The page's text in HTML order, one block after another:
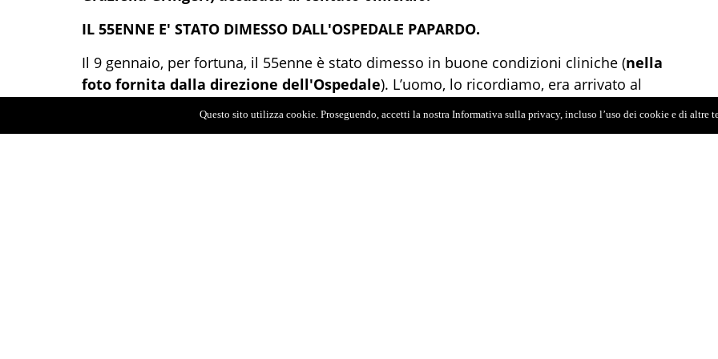
IL 55ENNE E' STATO DIMESSO DALL'OSPEDALE PAPARDO.
Il 9 gennaio, per fortuna, il 55enne è stato dimesso in buone condizioni cliniche (nella
foto fornita dalla direzione dell'Ospedale). L’uomo, lo ricordiamo, era arrivato al
Pronto Soccorso in codice rosso, in condizioni critiche, dopo essere stato soccorso dal
Questo sito utilizza cookie. Proseguendo, accetti la nostra Informativa sulla privacy, incluso l’uso dei cookie e di altre